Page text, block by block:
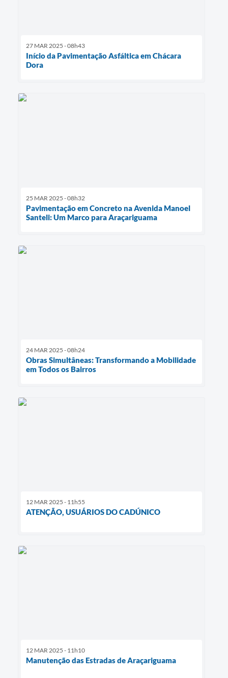
27 MAR 2025 - 08h43
Início da Pavimentação Asfáltica em Chácara
Dora
25 MAR 2025 - 08h32
Pavimentação em Concreto na Avenida Manoel
Santeli: Um Marco para Araçariguama
24 MAR 2025 - 08h24
Obras Simultâneas: Transformando a Mobilidade
em Todos os Bairros
12 MAR 2025 - 11h55
ATENÇÃO, USUÁRIOS DO CADÚNICO
12 MAR 2025 - 11h10
Manutenção das Estradas de Araçariguama